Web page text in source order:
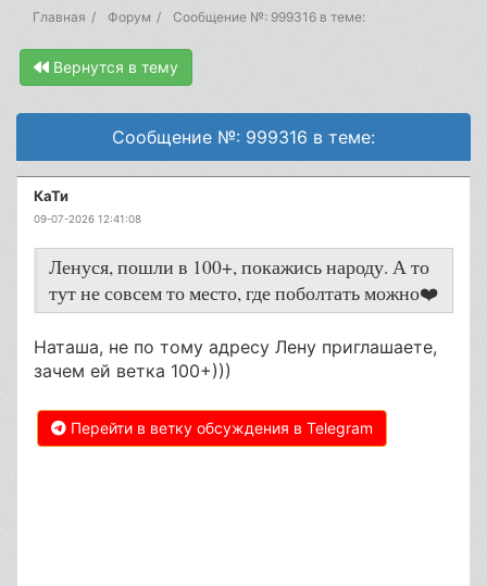
Главная Форум Сообщение №: 999316 в теме:
Вернутся в тему
Сообщение №: 999316 в теме:
КаТи
09-07-2026 12:41:08
Ленуся, пошли в 100+, покажись народу. А то
тут не совсем то место, где поболтать можно❤️
Наташа, не по тому адресу Лену приглашаете,
зачем ей ветка 100+)))
Перейти в ветку обсуждения в Telegram